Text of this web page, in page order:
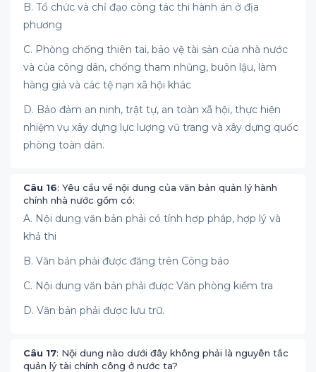
B. Tổ chức và chỉ đạo công tác thi hành án ở địa
phương
C. Phòng chống thiên tai, bảo vệ tài sản của nhà nước
và của công dân, chống tham nhũng, buôn lậu, làm
hàng giả và các tệ nạn xã hội khác
D. Bảo đảm an ninh, trật tự, an toàn xã hội, thực hiện
nhiệm vụ xây dựng lực lượng vũ trang và xây dựng quốc
phòng toàn dân.
Câu 16: Yêu cầu về nội dung của văn bản quản lý hành
chính nhà nước gồm có:
A. Nội dung văn bản phải có tính hợp pháp, hợp lý và
khả thi
B. Văn bản phải được đăng trên Công báo
C. Nội dung văn bản phải được Văn phòng kiểm tra
D. Văn bản phải được lưu trữ.
Câu 17: Nội dung nào dưới đây không phải là nguyên tắc
quản lý tài chính công ở nước ta?